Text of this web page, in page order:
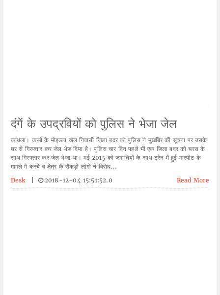
दंगें के उपद्रवियों को पुलिस ने भेजा जेल
कांधला। कस्बे के मोहल्ला खैल निवासी जिला बदर को पुलिस ने मुखबिर की सूचना पर उसके
घर से गिरफ्तार कर जेल भेज दिया है। पुलिस चार दिन पहले भी एक जिला बदर को चरस के
साथ गिरफ्तार कर जेल भेजा था। मई 2015 को जमातियों के साथ ट्रेन में हुई मारपीट के
मामले में कस्बे व क्षेत्र के सैंकड़ों लोगों ने विरोध...
Desk
2018-12-04 15:51:52.0 Read More